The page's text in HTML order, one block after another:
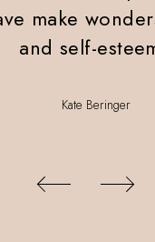
make
andself-
Kate Beringer